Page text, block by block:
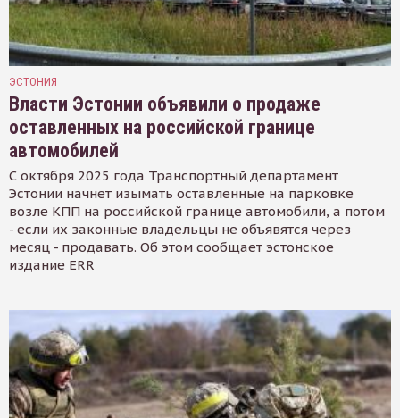
ЭСТОНИЯ
Власти Эстонии объявили о продаже
оставленных на российской границе
автомобилей
С октября 2025 года Транспортный департамент
Эстонии начнет изымать оставленные на парковке
возле КПП на российской границе автомобили, а потом
- если их законные владельцы не объявятся через
месяц - продавать. Об этом сообщает эстонское
издание ERR